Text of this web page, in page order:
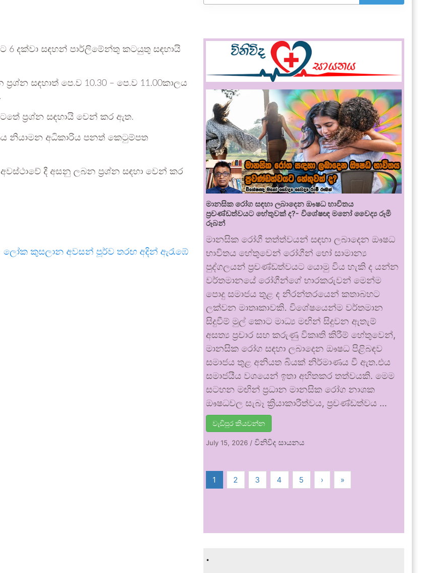
6 දක්වා සඳහන් පාර්ලිමේන්තු කටයුතු සඳහායි
සඳහාත් පෙ.ව 10.30 – පෙ.ව 11.00කාලය
ප්‍රශ්න සඳහායි වෙන් කර ඇත.
නියාමන අධිකාරිය පනත් කෙටුම්පත
දී අසනු ලබන ප්‍රශ්න සඳහා වෙන් කර
ලෝක කුසලාන අවසන් පූර්ව තරඟ අදින් ඇරැඹේ
මානසික රෝග සඳහා ලබාදෙන ඖෂධ භාවිතය
ප්‍රචණ්ඩත්වයට හේතුවක් ද?- විශේෂඥ මනෝ වෛද්‍ය රූමි
රූබන්
මානසික රෝගී තත්ත්වයන් සඳහා ලබාදෙන ඖෂධ
භාවිතය හේතුවෙන් රෝගීන් හෝ සාමාන්‍ය
පුද්ගලයන් ප්‍රචණ්ඩත්වයට යොමු විය හැකි ද යන්න
වර්තමානයේ රෝගීන්ගේ භාරකරුවන් මෙන්ම
පොදු සමාජය තුළ ද නිරන්තරයෙන් කතාබහට
ලක්වන මාතෘකාවකි. විශේෂයෙන්ම වර්තමාන
සිදුවීම් මුල් කොට මාධ්‍ය මඟින් සිදුවන ඇතැම්
අසත්‍ය ප්‍රචාර සහ කරුණු විකෘති කිරීම් හේතුවෙන්,
මානසික රෝග සඳහා ලබාදෙන ඖෂධ පිළිබඳව
සමාජය තුළ අනියත බියක් නිර්මාණය වී ඇත.එය
සමාජයීය වශයෙන් ඉතා අහිතකර තත්වයකි. මෙම
සටහන මඟින් ප්‍රධාන මානසික රෝග නාශක
ඖෂධවල සැබෑ ක්‍රියාකාරීත්වය, ප්‍රචණ්ඩත්වය …
වැඩිපුර කියවන්න
July 15, 2026 /විනිවිද සායනය
1 2 3 4 5 › »
.